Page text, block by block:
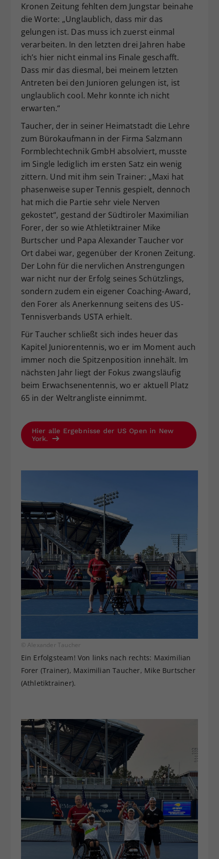
Kronen Zeitung fehlten dem Jungstar beinahe
die Worte: „Unglaublich, dass mir das
gelungen ist. Das muss ich zuerst einmal
verarbeiten. In den letzten drei Jahren habe
ich’s hier nicht einmal ins Finale geschafft.
Dass mir das diesmal, bei meinem letzten
Antreten bei den Junioren gelungen ist, ist
unglaublich cool. Mehr konnte ich nicht
erwarten.“
Taucher, der in seiner Heimatstadt die Lehre
zum Bürokaufmann in der Firma Salzmann
Formblechtechnik GmbH absolviert, musste
im Single lediglich im ersten Satz ein wenig
zittern. Und mit ihm sein Trainer: „Maxi hat
phasenweise super Tennis gespielt, dennoch
hat mich die Partie sehr viele Nerven
gekostet“, gestand der Südtiroler Maximilian
Forer, der so wie Athletiktrainer Mike
Burtscher und Papa Alexander Taucher vor
Ort dabei war, gegenüber der Kronen Zeitung.
Der Lohn für die nervlichen Anstrengungen
war nicht nur der Erfolg seines Schützlings,
sondern zudem ein eigener Coaching-Award,
den Forer als Anerkennung seitens des US-
Tennisverbands USTA erhielt.
Für Taucher schließt sich indes heuer das
Kapitel Juniorentennis, wo er im Moment auch
immer noch die Spitzenposition innehält. Im
nächsten Jahr liegt der Fokus zwangsläufig
beim Erwachsenentennis, wo er aktuell Platz
65 in der Weltrangliste einnimmt.
Hier alle Ergebnisse der US Open in New
York.
© Alexander Taucher
Ein Erfolgsteam! Von links nach rechts: Maximilian
Forer (Trainer), Maximilian Taucher, Mike Burtscher
(Athletiktrainer).